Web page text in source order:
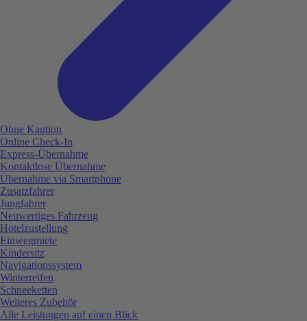
Ohne Kaution
Online Check-In
Express-Übernahme
Kontaktlose Übernahme
Übernahme via Smartphone
Zusatzfahrer
Jungfahrer
Neuwertiges Fahrzeug
Hotelzustellung
Einwegmiete
Kindersitz
Navigationssystem
Winterreifen
Schneeketten
Weiteres Zubehör
Alle Leistungen auf einen Blick